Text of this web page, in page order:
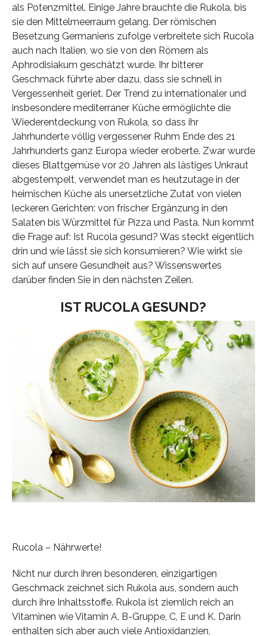
als Potenzmittel. Einige Jahre brauchte die Rukola, bis
sie den Mittelmeerraum gelang. Der römischen
Besetzung Germaniens zufolge verbreitete sich Rucola
auch nach Italien, wo sie von den Römern als
Aphrodisiakum geschätzt wurde. Ihr bitterer
Geschmack führte aber dazu, dass sie schnell in
Vergessenheit geriet. Der Trend zu internationaler und
insbesondere mediterraner Küche ermöglichte die
Wiederentdeckung von Rukola, so dass ihr
Jahrhunderte völlig vergessener Ruhm Ende des 21
Jahrhunderts ganz Europa wieder eroberte. Zwar wurde
dieses Blattgemüse vor 20 Jahren als lästiges Unkraut
abgestempelt, verwendet man es heutzutage in der
heimischen Küche als unersetzliche Zutat von vielen
leckeren Gerichten: von frischer Ergänzung in den
Salaten bis Würzmittel für Pizza und Pasta. Nun kommt
die Frage auf: Ist Rucola gesund? Was steckt eigentlich
drin und wie lässt sie sich konsumieren? Wie wirkt sie
sich auf unsere Gesundheit aus? Wissenswertes
darüber finden Sie in den nächsten Zeilen.
IST RUCOLA GESUND?
Rucola – Nährwerte!
Nicht nur durch ihren besonderen, einzigartigen
Geschmack zeichnet sich Rukola aus, sondern auch
durch ihre Inhaltsstoffe. Rukola ist ziemlich reich an
Vitaminen wie Vitamin A, B-Gruppe, C, E und K. Darin
enthalten sich aber auch viele Antioxidanzien,